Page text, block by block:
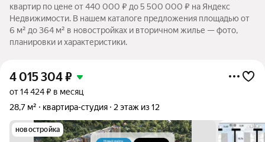
квартир по цене от 440 000 ₽ до 5 500 000 ₽ на Яндекс
Недвижимости. В нашем каталоге предложения площадью от
6 м² до 364 м² в новостройках и вторичном жилье — фото,
планировки и характеристики.
4 015 304₽
от 14 424 ₽ в месяц
28,7 м²
квартира-студия 2 этаж из 12
новостройка